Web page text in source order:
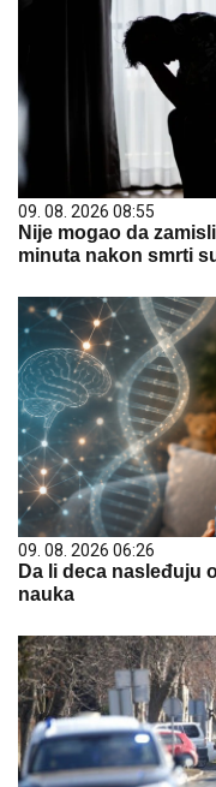
09. 08. 2026 08:55
Nije mogao da
minuta nakon smrti
09. 08. 2026 06:26
Da li deca nasleđuju
nauka